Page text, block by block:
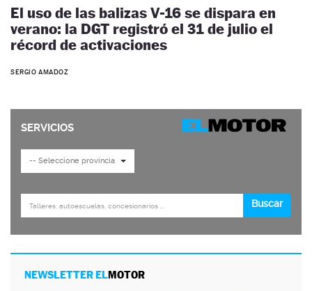
El uso de las balizas V-16 se dispara en
verano: la DGT registró el 31 de julio el
récord de activaciones
SERGIO AMADOZ
NEWSLETTER ELMOTOR